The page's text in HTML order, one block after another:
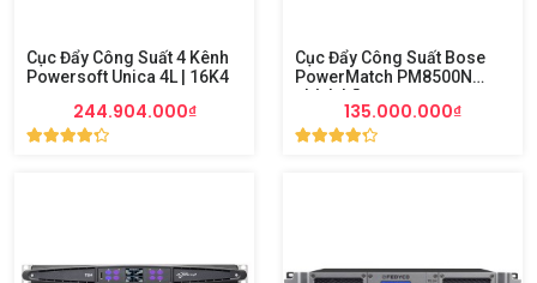
Cục Đẩy Công Suất 4 Kênh
Powersoft Unica 4L | 16K4
244.904.000₫
Cục Đẩy Công Suất Bose
PowerMatch PM8500N
chính hãng
135.000.000₫